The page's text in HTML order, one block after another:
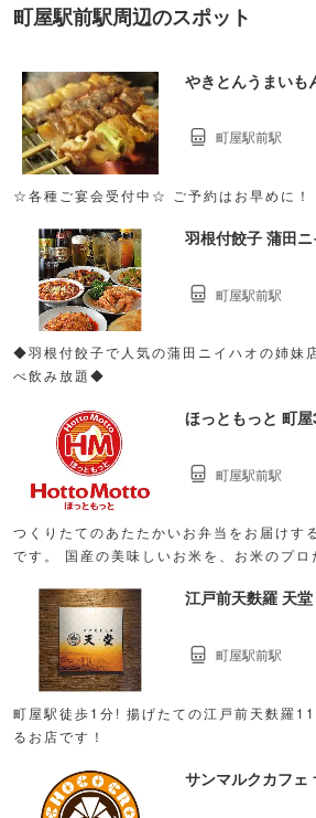
町屋駅前駅周辺のスポット
やきとんうまいも
☆各種ご宴会受付中☆ ご予約はお早めに！
町屋駅前駅
羽根付餃子 蒲田
◆羽根付餃子で人気の蒲田ニイハオの姉
べ飲み放題◆
町屋駅前駅
ほっともっと 町
つくりたてのあたたかいお弁当をお届けす
です。 国産の美味しいお米を、お米のプロ
町屋駅前駅
江戸前天麩羅 天堂
町屋駅徒歩1分! 揚げたての江戸前天麩羅
るお店です！
町屋駅前駅
サンマルクカフェ